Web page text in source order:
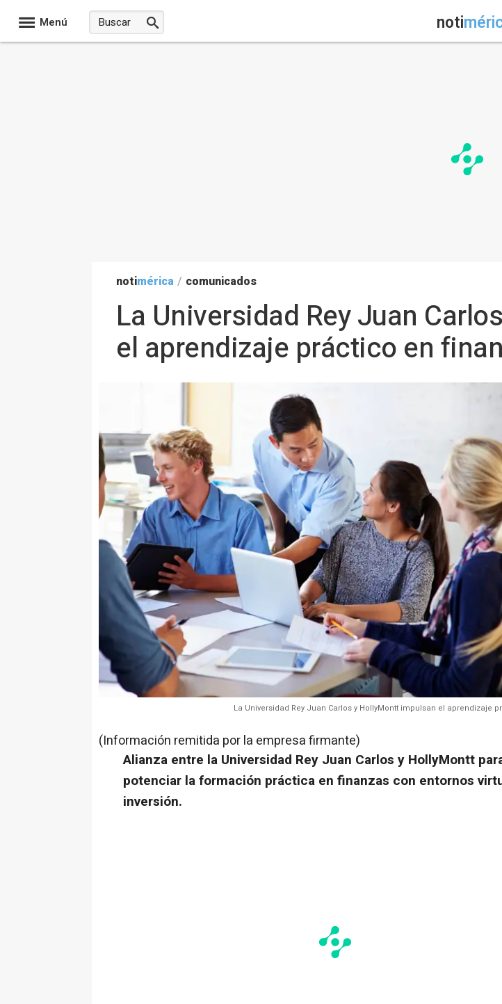
Menú noti
notimérica / comunicados
La Universidad Rey Juan
el aprendizaje práctico en
La Universidad Rey Juan Carlos y HollyMontt impulsan el aprendizaje
(Información remitida por la empresa firmante)
Alianza entre la Universidad Rey Juan Carlos y HollyMontt
potenciar la formación práctica en finanzas con entornos
inversión.